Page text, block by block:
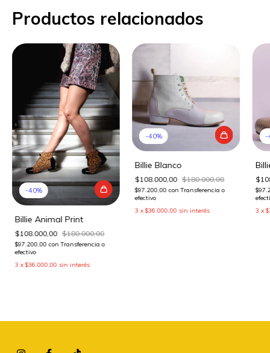
Productos relacionados
-40%
Billie Animal Print
$108.000,00 $180.000,00
$97.200,00con Transferencia o
efectivo
3 x$36.000,00 sin interés
-40%
Billie Blanco
$108.000,00 $180.000,00
$97.200,00con Transferencia o
efectivo
3 x$36.000,00 sin interés
-
3 x